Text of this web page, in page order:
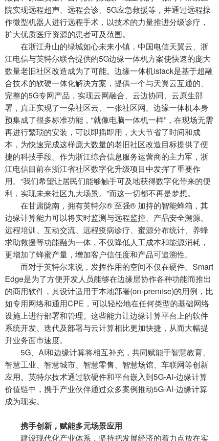
院实现远程超声、远程会诊、5G应急救援等，并通过远程操
作微型机器人进行远程手术，以技术的力量推进分级诊疗，
扩大优质医疗资源的患者可及范围。
在浙江舟山的绿城如心未来小镇，中国电信天翼云、浙
江电信与英特尔联合提供的5G边缘一体机方案使快速的庞大
数量老旧社区改造成为了可能。边缘一体机istack是基于超融
合技术的软硬一体化解决方案，提供一个与天翼云互通的、
完整的5G专网产品，实现云网融合、云边协同、云原生部
署，真正实现了一朵社区云、一张社区网。边缘一体机本身
预集成了很多标准功能，“就像电脑一体机一样”，在现场无需
再进行繁琐的安装，可以即插即用，大大节省了时间和成
本，为快速完成这样庞大数量的老旧社区改造目标提供了便
捷的科技手段。作为浙江综合信息服务运营商的主力军，浙
江电信目前在浙江省社区数字化升级项目中发挥了重要作
用。“我们希望让居民们能够触手可及地获得数字化带来的便
利，实现未来社区九大场景。”而这一切都不再是梦想。
在甘肃陇南，拥有英特尔® 至强® 加持的智能蜂箱，其
边缘计算能力可以将实时监测与远程监控、产品安全溯源、
远程培训、互动交流、远程疫病诊疗、蜜源分布统计、养蜂
求助救援等功能融为一体，不仅降低人工成本和能源消耗，
更增加了蜂蜜产量，增加客户信任度和产品可追溯性。
而对于英特尔来说，发挥作用的空间不仅在硬件。Smart
Edge是为了方便开发人员能够在边缘层协作各种功能而推出
的商用软件，其设计适用于本地部署(on-premise)的用例，比
如专用网络和通用CPE，可以轻松地在任何类型的基础网络
设施上进行部署和管理。这些能力让边缘计算平台上的软件
系统开发、迭代及部署与云计算相比更加快捷，从而大幅提
升业务面市速度。
5G、AI和边缘计算将相互补充，共同赋能于智慧教育、
智慧工业、智慧城市、智慧零售、智慧场馆、车联网等创新
应用。英特尔技术通过软硬件和平台嵌入到5G-AI-边缘计算
价值链中，携手产业伙伴通过众多案例推动5G-AI-边缘计算
成为现实。
携手创新，赋能多元场景应用
建设现代化产业体系，坚持把发展经济的着力点放在实